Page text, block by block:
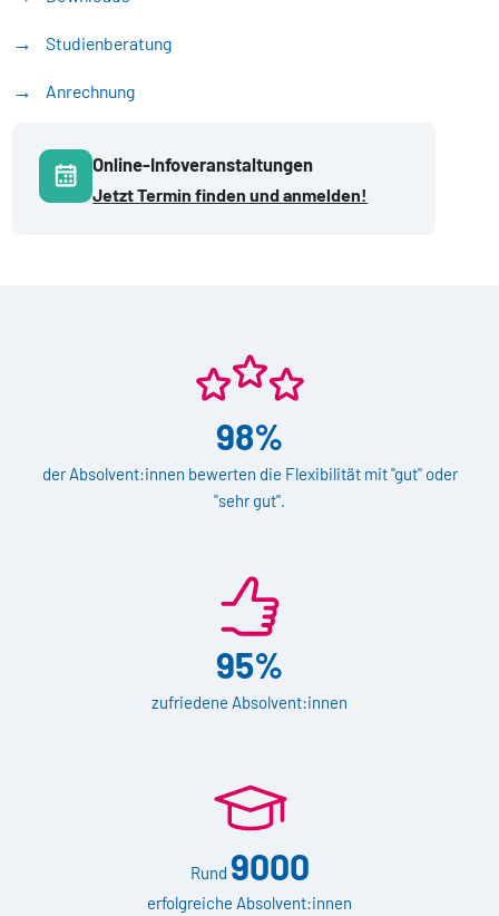
Studienberatung
Anrechnung
Online-Infoveranstaltungen
Jetzt Termin finden und anmelden!
98%
der Absolvent:innen bewerten die Flexibilität mit "gut" oder
"sehr gut".
95%
zufriedene Absolvent:innen
Rund 9000
erfolgreiche Absolvent:innen